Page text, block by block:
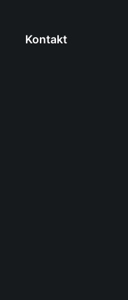
Kontakt